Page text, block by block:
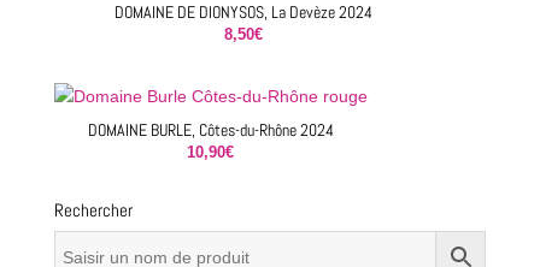
DOMAINE DE DIONYSOS, La Devèze 2024
8,50€
DOMAINE BURLE, Côtes-du-Rhône 2024
10,90€
Rechercher